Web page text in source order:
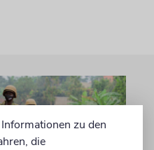
zu den
die